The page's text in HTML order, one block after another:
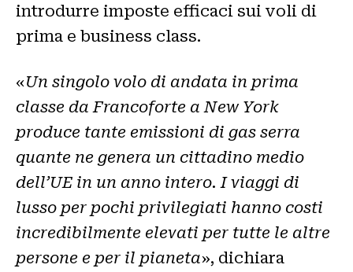
introdurre imposte efficaci sui voli di
prima e business class.
«Un singolo volo di andata in prima
classe da Francoforte a New York
produce tante emissioni di gas serra
quante ne genera un cittadino medio
dell’UE in un anno intero. I viaggi di
lusso per pochi privilegiati hanno costi
incredibilmente elevati per tutte le altre
persone e per il pianeta», dichiara